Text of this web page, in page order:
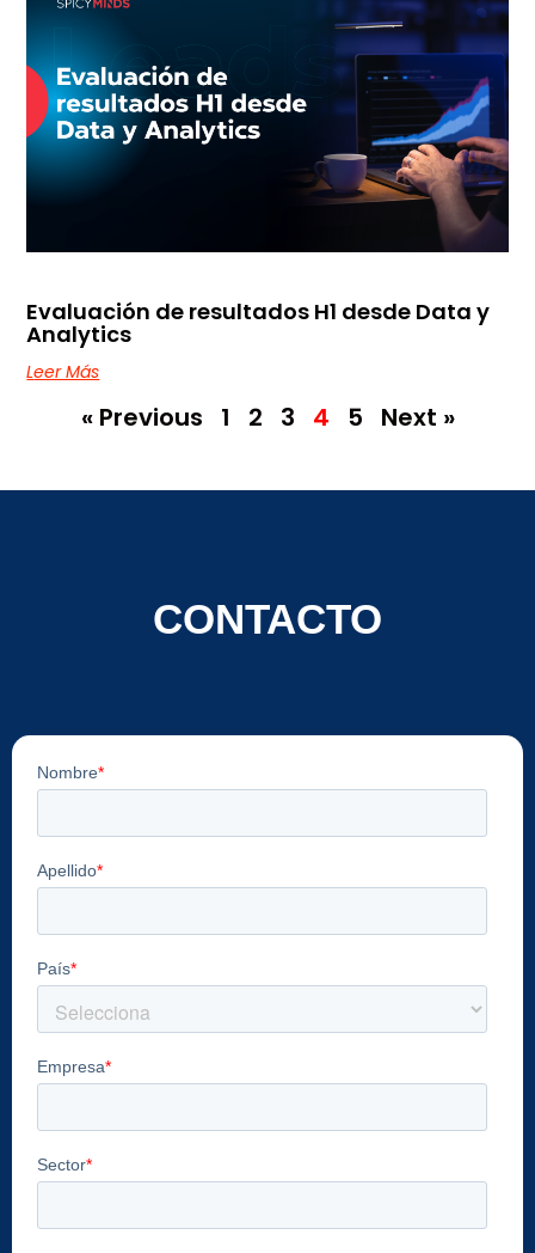
Evaluación de resultados H1 desde Data y
Analytics
Leer Más
« Previous 1 2 3 4 5 Next »
CONTACTO